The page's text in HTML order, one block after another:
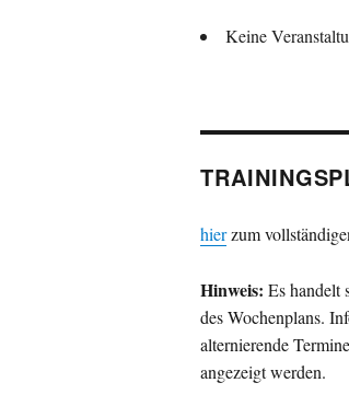
Keine
hierzum
Hinweis: Es handelt
des Wochenplans.
alternierende
angezeigt werden.